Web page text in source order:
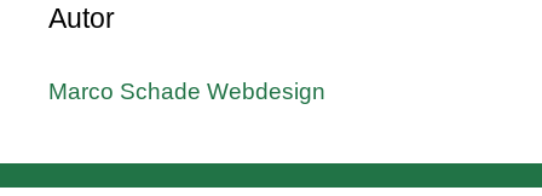
Autor
Marco Schade Webdesign